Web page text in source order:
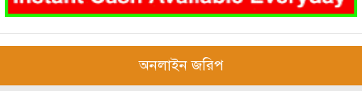
অনলাইন জরিপ